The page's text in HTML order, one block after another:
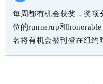
每周都有机会获奖，奖项
位的runnerup和
名将有机会被刊登在纽约